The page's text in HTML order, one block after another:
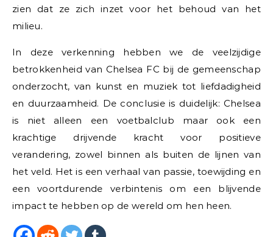
zien dat ze zich inzet voor het behoud van het
milieu.
In deze verkenning hebben we de veelzijdige
betrokkenheid van Chelsea FC bij de gemeenschap
onderzocht, van kunst en muziek tot liefdadigheid
en duurzaamheid. De conclusie is duidelijk: Chelsea
is niet alleen een voetbalclub maar ook een
krachtige drijvende kracht voor positieve
verandering, zowel binnen als buiten de lijnen van
het veld. Het is een verhaal van passie, toewijding en
een voortdurende verbintenis om een blijvende
impact te hebben op de wereld om hen heen.